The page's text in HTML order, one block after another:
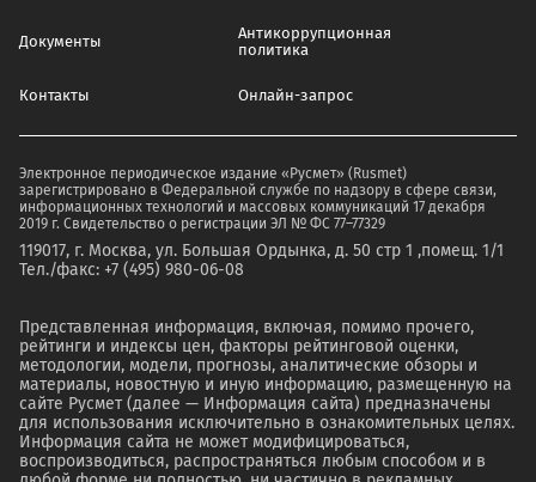
Документы
Антикоррупционная
политика
Контакты Онлайн-запрос
Электронное периодическое издание «Русмет» (Rusmet)
зарегистрировано в Федеральной службе по надзору в сфере связи,
информационных технологий и массовых коммуникаций 17 декабря
2019 г. Свидетельство о регистрации ЭЛ № ФС 77–77329
119017, г. Москва, ул. Большая Ордынка, д. 50 стр 1 ,помещ. 1/1
Тел./факс: +7 (495) 980-06-08
Представленная информация, включая, помимо прочего,
рейтинги и индексы цен, факторы рейтинговой оценки,
методологии, модели, прогнозы, аналитические обзоры и
материалы, новостную и иную информацию, размещенную на
сайте Русмет (далее — Информация сайта) предназначены
для использования исключительно в ознакомительных целях.
Информация сайта не может модифицироваться,
воспроизводиться, распространяться любым способом и в